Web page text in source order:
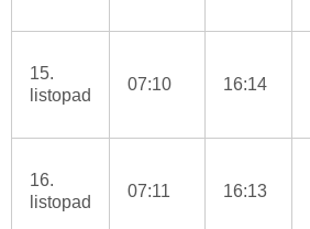
15.
listopad
07:10 16:14
16.
listopad
07:11 16:13